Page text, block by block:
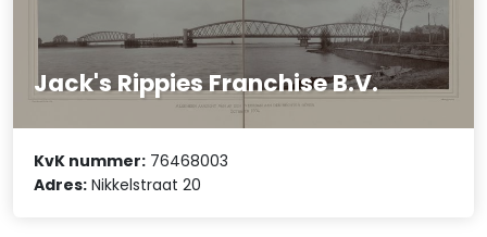
Jack's Rippies Franchise B.V.
KvK nummer: 76468003
Adres: Nikkelstraat 20